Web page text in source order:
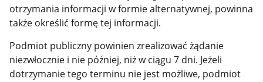
otrzymania informacji w formie alternatywnej, powinna
także określić formę tej informacji.
Podmiot publiczny powinien zrealizować żądanie
niezwłocznie i nie później, niż w ciągu 7 dni. Jeżeli
dotrzymanie tego terminu nie jest możliwe, podmiot